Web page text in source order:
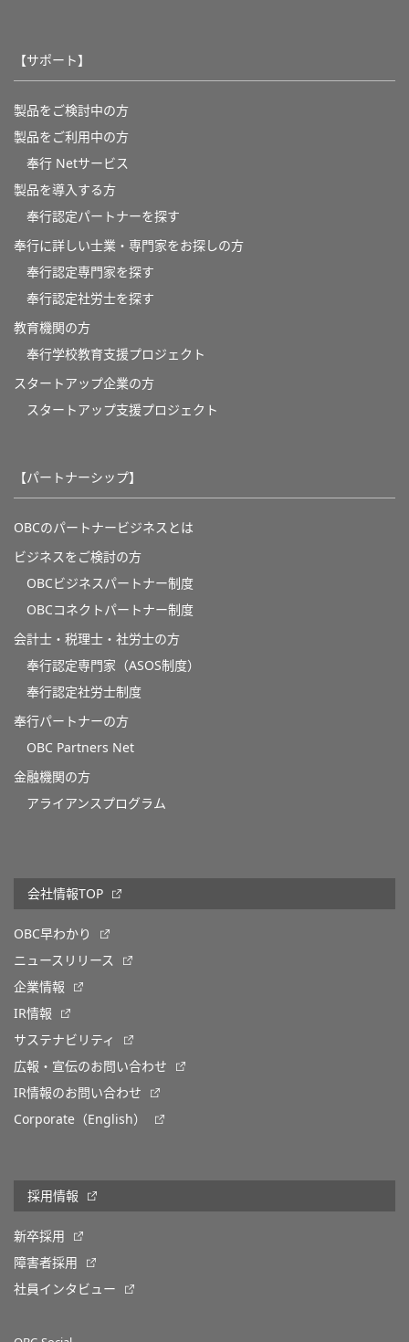
【サポート】
製品をご検討中の方
製品をご利用中の方
奉行 Netサービス
製品を導入する方
奉行認定パートナーを探す
奉行に詳しい士業・専門家をお探しの方
奉行認定専門家を探す
奉行認定社労士を探す
教育機関の方
奉⾏学校教育⽀援プロジェクト
スタートアップ企業の方
スタートアップ支援プロジェクト
【パートナーシップ】
OBCのパートナービジネスとは
ビジネスをご検討の方
OBCビジネスパートナー制度
OBCコネクトパートナー制度
会計士・税理士・社労士の方
奉行認定専門家（ASOS制度）
奉行認定社労士制度
奉行パートナーの方
OBC Partners Net
金融機関の方
アライアンスプログラム
会社情報TOP
OBC早わかり
ニュースリリース
企業情報
IR情報
サステナビリティ
広報・宣伝のお問い合わせ
IR情報のお問い合わせ
Corporate（English）
採用情報
新卒採用
障害者採用
社員インタビュー